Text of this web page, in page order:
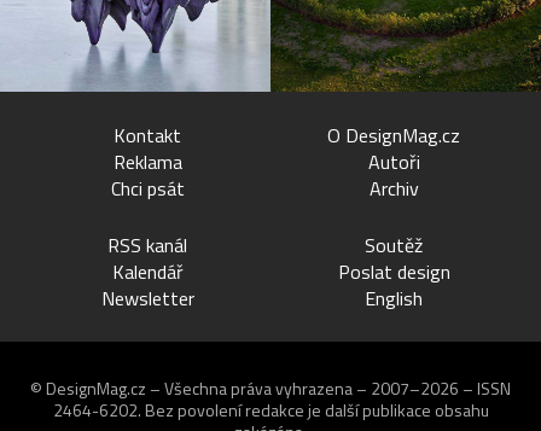
Kontakt
Reklama
Chci psát
O DesignMag.cz
Autoři
Archiv
RSS kanál
Kalendář
Newsletter
Soutěž
Poslat design
English
© DesignMag.cz – Všechna práva vyhrazena – 2007–2026 – ISSN
2464-6202. Bez povolení redakce je další publikace obsahu